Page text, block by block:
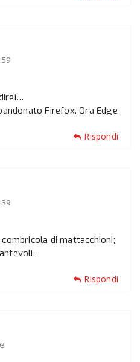
Firefox. Ora Edge
Rispondi
di mattacchioni;
Rispondi